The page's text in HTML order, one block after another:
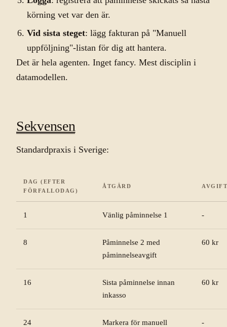
körning vet var den är.
Vid sista steget: lägg fakturan på "Manuell
uppföljning"-listan för dig att hantera.
Det är hela agenten. Inget fancy. Mest disciplin i
datamodellen.
Sekvensen
Standardpraxis i Sverige:
DAG (EFTER
FÖRFALLODAG)
ÅTGÄRD
1 Vänlig påminnelse 1 -
8
Påminnelse 2 med
påminnelseavgift
60 kr
16
Sista påminnelse innan
inkasso
60 kr
24
Markera för manuell
-